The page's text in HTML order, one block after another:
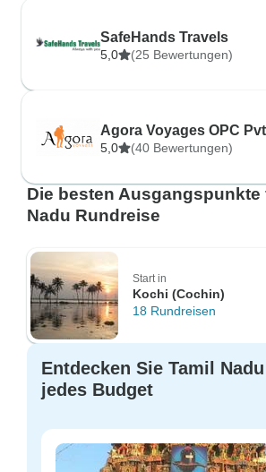
SafeHands Travels
5,0 (25 Bewertungen)
Agora Voyages OPC
5,0 (40 Bewertungen)
Die besten Ausgangspunkte
Nadu Rundreise
Start in
Kochi (Cochin)
18 Rundreisen
Entdecken Sie Tamil
jedes Budget